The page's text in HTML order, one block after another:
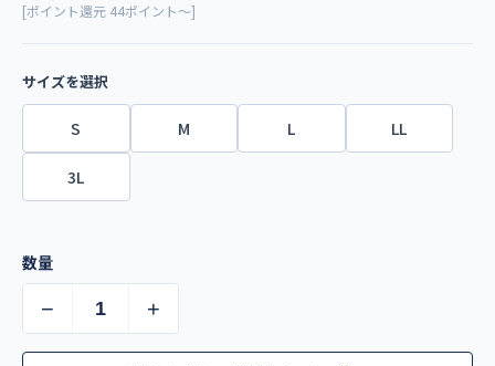
[ポイント還元 44ポイント～]
サイズを選択
S M L LL
3L
数量
− +